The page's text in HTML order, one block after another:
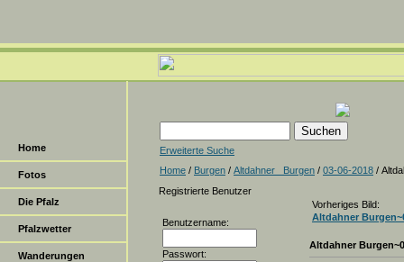
Home
Fotos
Die Pfalz
Pfalzwetter
Wanderungen
Erweiterte Suche
Home / Burgen / Altdahner _Burgen / 03-06-2018 /
Registrierte Benutzer
Benutzername:
Passwort:
Vorheriges Bild:
Altdahner
Altdahner